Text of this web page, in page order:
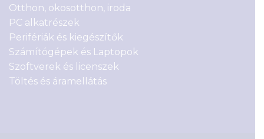
Otthon, okosotthon, iroda
PC alkatrészek
Perifériák és kiegészítők
Számítógépek és Laptopok
Szoftverek és licenszek
Töltés és áramellátás